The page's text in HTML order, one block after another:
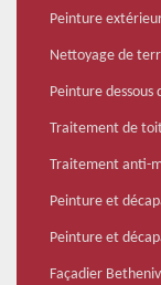
Peinture
Nettoyage de
Peinture
Traitement de
Traitement anti-
Peinture et
Peinture et
Façadier